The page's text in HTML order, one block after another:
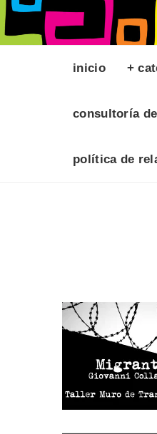
inicio +
consultoría
política de